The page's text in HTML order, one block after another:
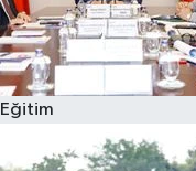
Eğitim